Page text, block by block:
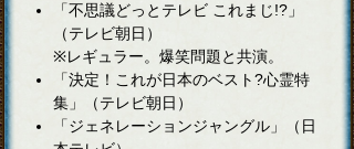
「不思議どっとテレビ これまじ!?」
（テレビ朝日）
※レギュラー。爆笑問題と共演。
「決定！これが日本のベスト?心霊特
集」
（テレビ朝日）
「ジェネレーションジャングル」
（日